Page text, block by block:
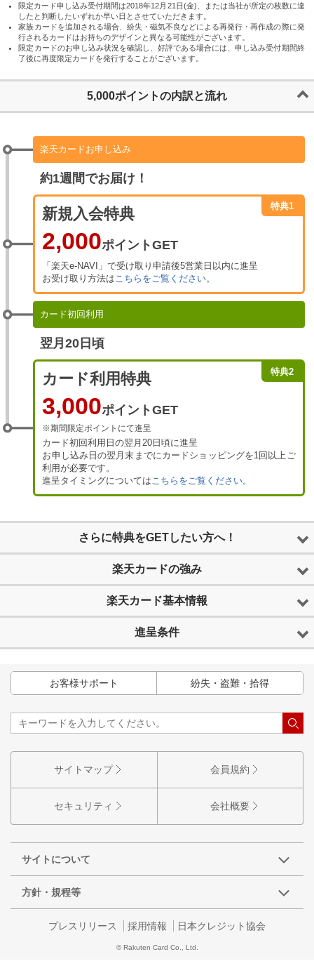
限定カード申し込み受付期間は2018年12月21日(金)、または当社が所定の枚数に達
したと判断したいずれか早い日とさせていただきます。
家族カードを追加される場合、紛失・磁気不良などによる再発行・再作成の際に発
行されるカードはお持ちのデザインと異なる可能性がございます。
限定カードのお申し込み状況を確認し、好評である場合には、申し込み受付期間終
了後に再度限定カードを発行することがございます。
5,000ポイントの内訳と流れ
楽天カードお申し込み
約1週間でお届け！
特典1
新規入会特典
2,000ポイントGET
「楽天e-NAVI」で受け取り申請後5営業日以内に進呈
お受け取り方法はこちらをご覧ください。
カード初回利用
翌月20日頃
特典2
カード利用特典
3,000ポイントGET
※期間限定ポイントにて進呈
カード初回利用日の翌月20日頃に進呈
お申し込み日の翌月末までにカードショッピングを1回以上ご
利用が必要です。
進呈タイミングについては こちらをご覧ください。
さらに特典をGETしたい方へ！
楽天カードの強み
楽天カード基本情報
進呈条件
お客様サポート 紛失・盗難・拾得
サイトマップ 会員規約
セキュリティ 会社概要
サイトについて
方針・規程等
プレスリリース 採用情報 日本クレジット協会
© Rakuten Card Co., Ltd.